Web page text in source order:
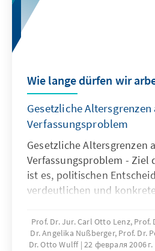
Wie lange dürfen wir
Gesetzliche Altersgrenzen
Verfassungsproblem
Gesetzliche Altersgrenzen
Verfassungsproblem - Ziel
ist es, politischen
verdeutlichen und
alte Menschen sind auch
gesellschaftliche Gefüge
Prof. Dr. Jur. Carl Otto Lenz, Prof.
Dr. Angelika Nußberger, Prof. Dr.
Dr. Otto Wulff 22 февраля 2006 г.